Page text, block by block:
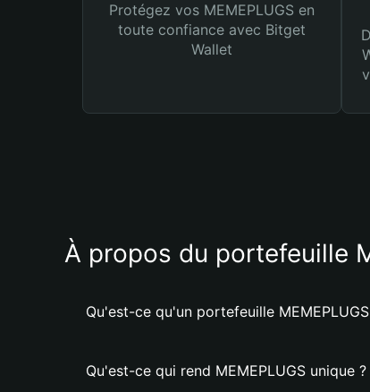
Protégez vos MEMEPLUGS en
toute confiance avec Bitget
Wallet
À propos du portefeuille
Qu'est-ce qu'un portefeuille
Qu'est-ce qui rend MEMEPLUGS unique ?